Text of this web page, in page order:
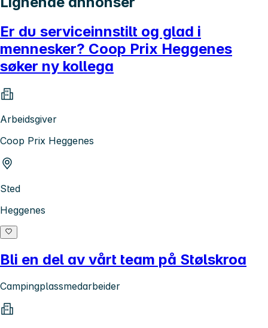
Er du serviceinnstilt og glad i
mennesker? Coop Prix Heggenes
søker ny kollega
Arbeidsgiver
Coop Prix Heggenes
Sted
Heggenes
Bli en del av vårt team på Stølskroa
Campingplassmedarbeider